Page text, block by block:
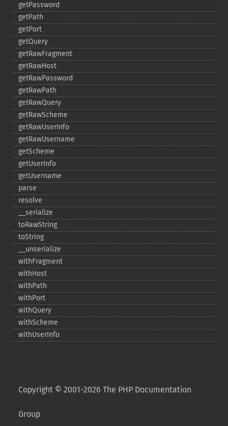
getPassword
getPath
getPort
getQuery
getRawFragment
getRawHost
getRawPassword
getRawPath
getRawQuery
getRawScheme
getRawUserInfo
getRawUsername
getScheme
getUserInfo
getUsername
parse
resolve
_​_​serialize
toRawString
toString
_​_​unserialize
withFragment
withHost
withPath
withPort
withQuery
withScheme
withUserInfo
Copyright © 2001-2026 The PHP Documentation
Group